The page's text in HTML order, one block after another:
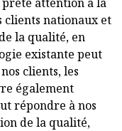
clients nationaux et
la qualité, en
existante peut
clients, les
également
répondre à nos
de la qualité,